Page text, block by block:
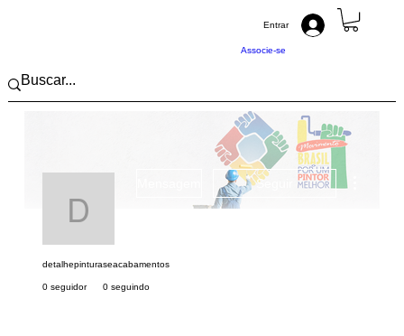
Associe-se
Entrar
Seguir
detalhepinturaseacabamentos
0 seguidor 0 seguindo